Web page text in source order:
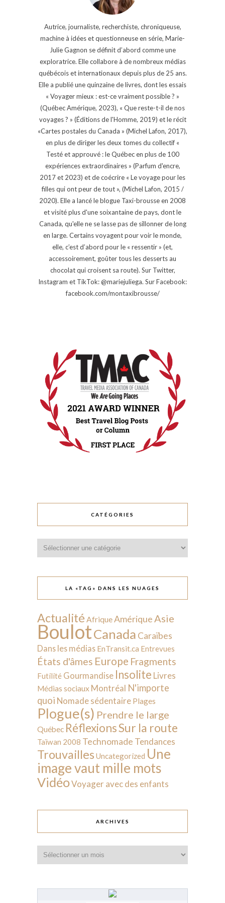
Autrice, journaliste, recherchiste, chroniqueuse,
machine à idées et questionneuse en série, Marie-
Julie Gagnon se définit d’abord comme une
exploratrice. Elle collabore à de nombreux médias
québécois et internationaux depuis plus de 25 ans.
Elle a publié une quinzaine de livres, dont les essais
« Voyager mieux : est-ce vraiment possible ? »
(Québec Amérique, 2023), « Que reste-t-il de nos
voyages ? » (Éditions de l'Homme, 2019) et le récit
«Cartes postales du Canada » (Michel Lafon, 2017),
en plus de diriger les deux tomes du collectif «
Testé et approuvé : le Québec en plus de 100
expériences extraordinaires » (Parfum d'encre,
2017 et 2023) et de coécrire « Le voyage pour les
filles qui ont peur de tout », (Michel Lafon, 2015 /
2020). Elle a lancé le blogue Taxi-brousse en 2008
et visité plus d'une soixantaine de pays, dont le
Canada, qu'elle ne se lasse pas de sillonner de long
en large. Certains voyagent pour voir le monde,
elle, c’est d’abord pour le « ressentir » (et,
accessoirement, goûter tous les desserts au
chocolat qui croisent sa route). Sur Twitter,
Instagram et TikTok: @mariejuliega. Sur Facebook:
facebook.com/montaxibrousse/
CATÉGORIES
LA «TAG» DANS LES NUAGES
Actualité AfriqueAmérique Asie
BoulotCanada Caraïbes
Dans les médias EnTransit.ca Entrevues
États d'âmes Europe Fragments
Futilité Gourmandise Insolite Livres
Médias sociaux Montréal N'importe
quoi Nomade sédentaire Plages
Plogue(s) Prendre le large
Québec RéflexionsSur la route
Taïwan 2008 Technomade Tendances
Trouvailles Uncategorized Une
image vaut mille mots
VidéoVoyager avec des enfants
ARCHIVES